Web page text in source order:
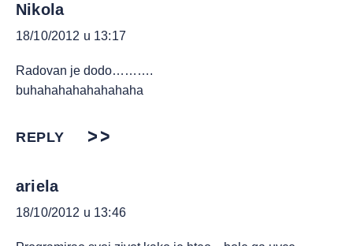
Nikola
18/10/2012 u 13:17
Radovan je dodo……….
buhahahahahahahaha
REPLY
ariela
18/10/2012 u 13:46